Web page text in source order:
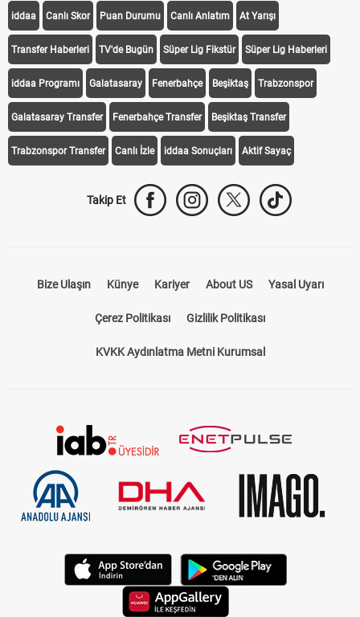
iddaa Canlı Skor Puan Durumu Canlı Anlatım At Yarışı
Transfer Haberleri TV'de Bugün Süper Lig Fikstür Süper Lig Haberleri
iddaa Programı Galatasaray Fenerbahçe Beşiktaş Trabzonspor
Galatasaray Transfer Fenerbahçe Transfer Beşiktaş Transfer
Trabzonspor Transfer Canlı İzle iddaa Sonuçları Aktif Sayaç
Takip Et
Bize Ulaşın Künye Kariyer About US Yasal Uyarı
Çerez Politikası Gizlilik Politikası
KVKK Aydınlatma Metni Kurumsal